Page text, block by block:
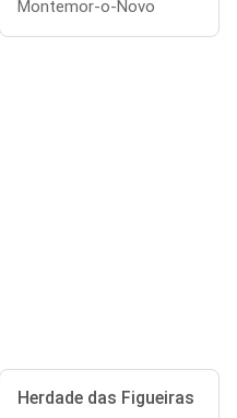
Montemor-o-Novo
Herdade das Figueiras